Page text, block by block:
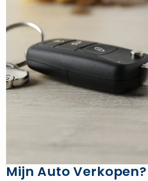
Mijn Auto Verkopen?